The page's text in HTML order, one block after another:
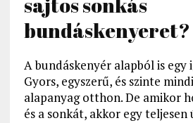
bundáskenyeret?
A bundáskenyér alapból is
Gyors, egyszerű, és szinte
alapanyag otthon. De amikor
és a sonkát, akkor egy